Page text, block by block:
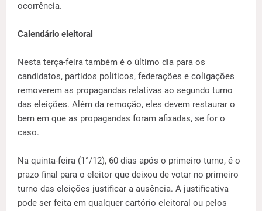
ocorrência.
Calendário eleitoral
Nesta terça-feira também é o último dia para os
candidatos, partidos políticos, federações e coligações
removerem as propagandas relativas ao segundo turno
das eleições. Além da remoção, eles devem restaurar o
bem em que as propagandas foram afixadas, se for o
caso.
Na quinta-feira (1°/12), 60 dias após o primeiro turno, é o
prazo final para o eleitor que deixou de votar no primeiro
turno das eleições justificar a ausência. A justificativa
pode ser feita em qualquer cartório eleitoral ou pelos